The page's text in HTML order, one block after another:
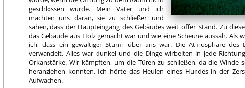
geschlossen würde. Mein Vater und ich
machten uns daran, sie zu schließen und
sahen, dass der Haupteingang des Gebäudes weit offen stand. Zu
das Gebäude aus Holz gemacht war und wie eine Scheune aussah. Als
ich, dass ein gewaltiger Sturm über uns war. Die Atmosphäre des
verwandelt. Alles war dunkel und die Dinge wirbelten in jede
Orkanstärke. Wir kämpften, um die Türen zu schließen, da die Winde
heranziehen konnten. Ich hörte das Heulen eines Hundes in der
Aufwachen.